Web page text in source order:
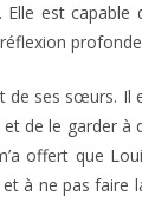
est capable
de ses sœurs.
et de le garder
offert que
et à ne pas